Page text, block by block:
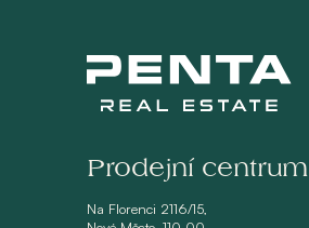
Prodejní centrum
Na Florenci 2116/15,